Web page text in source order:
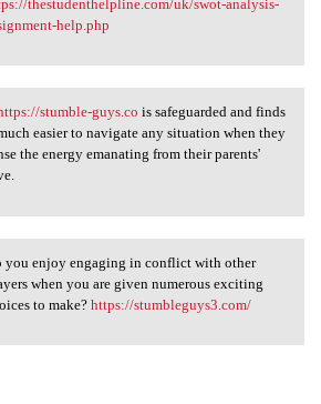
thestudenthelpline.com/uk/swot-analysis-
help.php
stumble-guys.co is
stumble-guys.co is safeguarded and finds
easier to navigate any situation when they
the energy emanating from their parents'
enjoy engaging in
you enjoy engaging in conflict with other
when you are given numerous exciting
to make?https://stumbleguys3.com/